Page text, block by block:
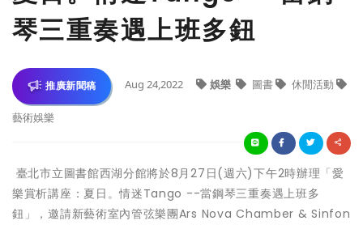
琴三重奏遇上班多鈕
推廣新聞稿 Aug 24,2022 娛樂 圖書 休閒活動
藝術娛樂
臺北市立圖書館西湖分館將於8月27日(週六)下午2時辦理「愛
樂賞析講座：夏日。情迷Tango --當鋼琴三重奏遇上班多
鈕」，邀請新藝術室內管弦樂團Ars Nova Chamber & Sinfon